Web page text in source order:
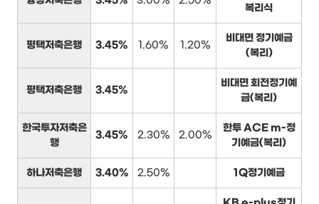
복리식
평택저축은행 3.45% 1.60% 1.20%
비대면 정기예금
(복리)
평택저축은행 3.45%
비대면 회전정기예
금(복리)
한국투자저축은
행
3.45% 2.30% 2.00%
한투 ACE m-정
기예금(복리)
하나저축은행 3.40% 2.50% 1Q정기예금